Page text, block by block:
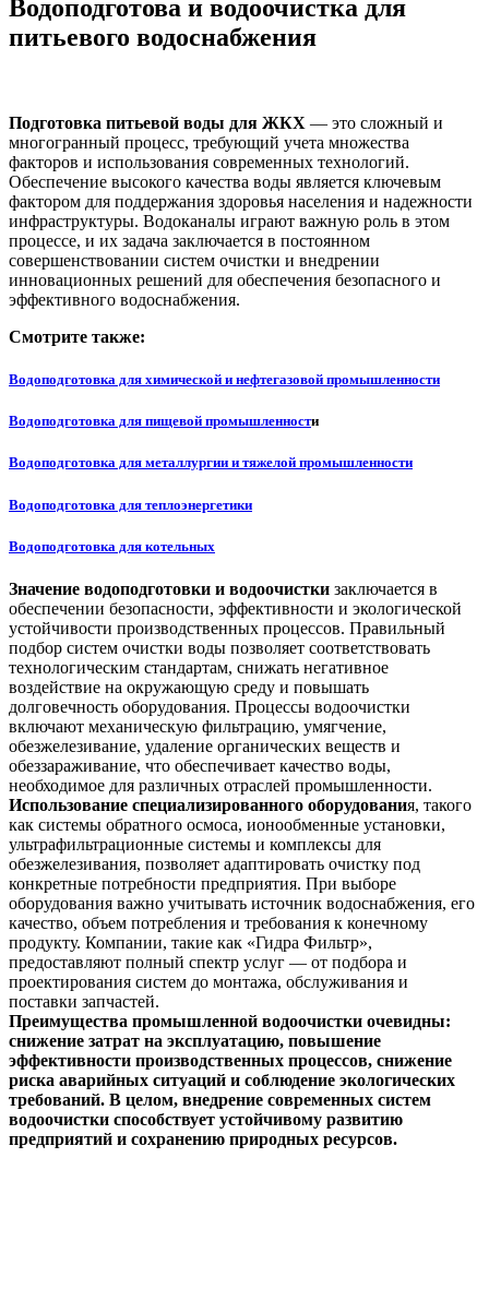
Водоподготова и водоочистка для
питьевого водоснабжения
Подготовка питьевой воды для ЖКХ — это сложный и
многогранный процесс, требующий учета множества
факторов и использования современных технологий.
Обеспечение высокого качества воды является ключевым
фактором для поддержания здоровья населения и надежности
инфраструктуры. Водоканалы играют важную роль в этом
процессе, и их задача заключается в постоянном
совершенствовании систем очистки и внедрении
инновационных решений для обеспечения безопасного и
эффективного водоснабжения.
Смотрите также:
Водоподготовка для химической и нефтегазовой промышленности
Водоподготовка для пищевой промышленности
Водоподготовка для металлургии и тяжелой промышленности
Водоподготовка для теплоэнергетики
Водоподготовка для котельных
Значение водоподготовки и водоочистки заключается в
обеспечении безопасности, эффективности и экологической
устойчивости производственных процессов. Правильный
подбор систем очистки воды позволяет соответствовать
технологическим стандартам, снижать негативное
воздействие на окружающую среду и повышать
долговечность оборудования. Процессы водоочистки
включают механическую фильтрацию, умягчение,
обезжелезивание, удаление органических веществ и
обеззараживание, что обеспечивает качество воды,
необходимое для различных отраслей промышленности.
Использование специализированного оборудования, такого
как системы обратного осмоса, ионообменные установки,
ультрафильтрационные системы и комплексы для
обезжелезивания, позволяет адаптировать очистку под
конкретные потребности предприятия. При выборе
оборудования важно учитывать источник водоснабжения, его
качество, объем потребления и требования к конечному
продукту. Компании, такие как «Гидра Фильтр»,
предоставляют полный спектр услуг — от подбора и
проектирования систем до монтажа, обслуживания и
поставки запчастей.
Преимущества промышленной водоочистки очевидны:
снижение затрат на эксплуатацию, повышение
эффективности производственных процессов, снижение
риска аварийных ситуаций и соблюдение экологических
требований. В целом, внедрение современных систем
водоочистки способствует устойчивому развитию
предприятий и сохранению природных ресурсов.